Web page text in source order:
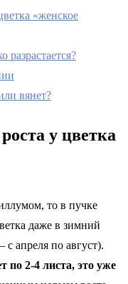
«женское
вянет?
у цветка
то в пучке
даже в зимний
апреля по август).
по 2-4 листа, это уже